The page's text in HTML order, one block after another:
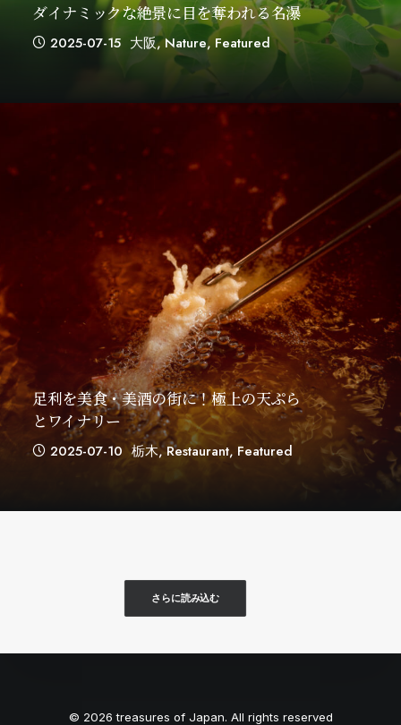
ダイナミックな絶景に目を奪われる名瀑
2025-07-15 大阪,Nature, Featured
足利を美食・美酒の街に！極上の天ぷら
とワイナリー
2025-07-10 栃木,Restaurant, Featured
さらに読み込む
© 2026 treasures of Japan. All rights reserved